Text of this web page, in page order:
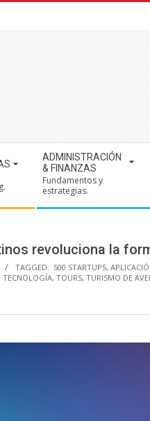
ADMINISTRACIÓN
& FINANZAS
Fundamentos y
estrategias.
revoluciona la
TAGGED: 500 STARTUPS,
TECNOLOGÍA, TOURS, TURISMO DE